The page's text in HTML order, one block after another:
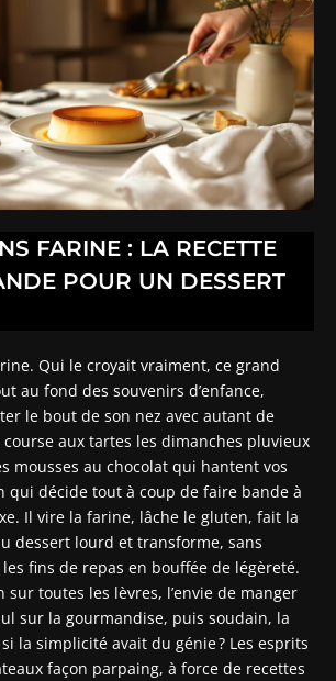
FARINE : LA RECETTE
POUR UN DESSERT
Qui le croyait vraiment, ce grand
au fond des souvenirs d’enfance,
le bout de son nez avec autant de
course aux tartes les dimanches pluvieux
mousses au chocolat qui hantent vos
qui décide tout à coup de faire bande à
Il vire la farine, lâche le gluten, fait la
dessert lourd et transforme, sans
fins de repas en bouffée de légèreté.
sur toutes les lèvres, l’envie de manger
sur la gourmandise, puis soudain, la
la simplicité avait du génie ? Les esprits
façon parpaing, à force de recettes